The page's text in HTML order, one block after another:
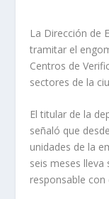
La Dirección de
tramitar el
Centros de
sectores de la
El titular de la
señaló que
unidades de la
seis meses
responsable